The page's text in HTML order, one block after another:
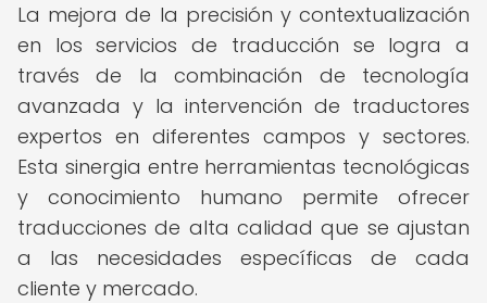
La mejora de la precisión y contextualización
en los servicios de traducción se logra a
través de la combinación de tecnología
avanzada y la intervención de traductores
expertos en diferentes campos y sectores.
Esta sinergia entre herramientas tecnológicas
y conocimiento humano permite ofrecer
traducciones de alta calidad que se ajustan
a las necesidades específicas de cada
cliente y mercado.